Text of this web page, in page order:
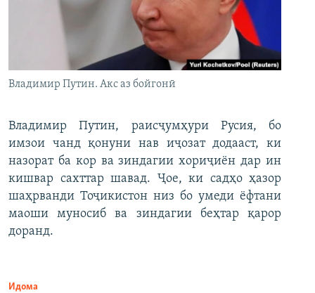
Владимир Путин. Акс аз бойгонӣ
Владимир Путин, раисҷумҳури Русия, бо
имзои чанд қонуни нав иҷозат додааст, ки
назорат ба кор ва зиндагии хориҷиён дар ин
кишвар сахттар шавад. Ҷое, ки садҳо ҳазор
шаҳрванди Тоҷикистон низ бо умеди ёфтани
маоши муносиб ва зиндагии беҳтар қарор
доранд.
Идома